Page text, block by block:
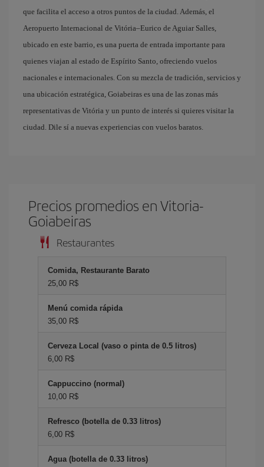
que facilita el acceso a otros puntos de la ciudad. Además, el
Aeropuerto Internacional de Vitória–Eurico de Aguiar Salles,
ubicado en este barrio, es una puerta de entrada importante para
quienes viajan al estado de Espírito Santo, ofreciendo vuelos
nacionales e internacionales. Con su mezcla de tradición, servicios y
una ubicación estratégica, Goiabeiras es una de las zonas más
representativas de Vitória y un punto de interés si quieres visitar la
ciudad. Dile sí a nuevas experiencias con vuelos baratos.
Precios promedios en Vitoria-
Goiabeiras
Restaurantes
Comida, Restaurante Barato
25,00 R$
Menú comida rápida
35,00 R$
Cerveza Local (vaso o pinta de 0.5 litros)
6,00 R$
Cappuccino (normal)
10,00 R$
Refresco (botella de 0.33 litros)
6,00 R$
Agua (botella de 0.33 litros)